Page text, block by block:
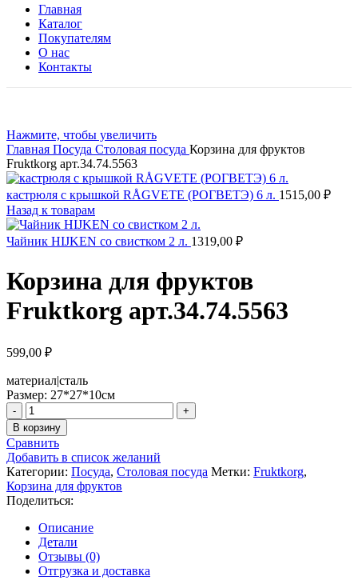
Главная
Каталог
Покупателям
О нас
Контакты
Нажмите, чтобы увеличить
Главная Посуда Столовая посуда Корзина для фруктов
Fruktkorg арт.34.74.5563
кастрюля с крышкой RÅGVETE (РОГВЕТЭ) 6 л. 1515,00 ₽
Назад к товарам
Чайник HIJKEN со свистком 2 л. 1319,00 ₽
Корзина для фруктов
Fruktkorg арт.34.74.5563
599,00 ₽
материал|сталь
Размер: 27*27*10см
Количество
товара
Корзина
для
фруктов
Fruktkorg
арт.34.74.5563
В корзину
Сравнить
Добавить в список желаний
Категории: Посуда, Столовая посуда Метки: Fruktkorg,
Корзина для фруктов
Поделиться:
Описание
Детали
Отзывы (0)
Отгрузка и доставка